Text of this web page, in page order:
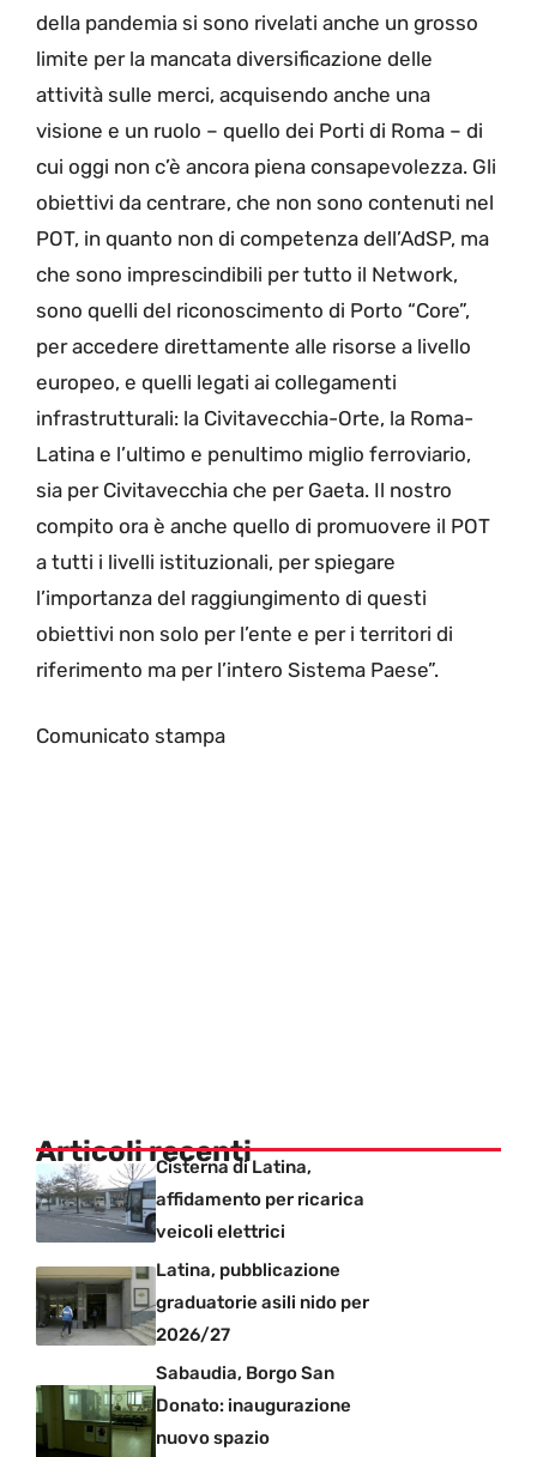
della pandemia si sono rivelati anche un grosso
limite per la mancata diversificazione delle
attività sulle merci, acquisendo anche una
visione e un ruolo – quello dei Porti di Roma – di
cui oggi non c’è ancora piena consapevolezza. Gli
obiettivi da centrare, che non sono contenuti nel
POT, in quanto non di competenza dell’AdSP, ma
che sono imprescindibili per tutto il Network,
sono quelli del riconoscimento di Porto “Core”,
per accedere direttamente alle risorse a livello
europeo, e quelli legati ai collegamenti
infrastrutturali: la Civitavecchia-Orte, la Roma-
Latina e l’ultimo e penultimo miglio ferroviario,
sia per Civitavecchia che per Gaeta. Il nostro
compito ora è anche quello di promuovere il POT
a tutti i livelli istituzionali, per spiegare
l’importanza del raggiungimento di questi
obiettivi non solo per l’ente e per i territori di
riferimento ma per l’intero Sistema Paese”.
Comunicato stampa
Articoli recenti
Cisterna di Latina,
affidamento per ricarica
veicoli elettrici
Latina, pubblicazione
graduatorie asili nido per
2026/27
Sabaudia, Borgo San
Donato: inaugurazione
nuovo spazio